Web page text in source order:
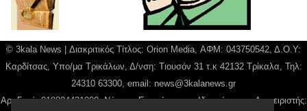
© 3kala News | Διακριτικός Τίτλος: Orion Media, ΑΦΜ: 043750542, Δ.Ο.Υ:
Καρδίτσας, Υπο/μα Τρικάλων, Δ/νση: Τιουσόν 31 τ.κ 42132 Τρίκαλα, Τηλ:
24310 63300, email: news@3kalanews.gr
Αρ. Γεμή: 018804431000, Νόμιμος Εκπρόσωπος, Ιδιοκτήτης και Διαχειριστής: